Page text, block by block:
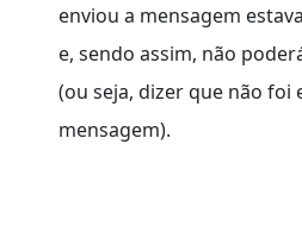
enviou a mensagem
e, sendo assim, não
(ou seja, dizer que não foi
mensagem).